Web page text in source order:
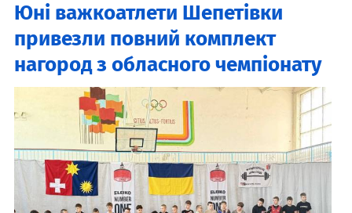
Юні важкоатлети Шепетівки
привезли повний комплект
нагород з обласного чемпіонату